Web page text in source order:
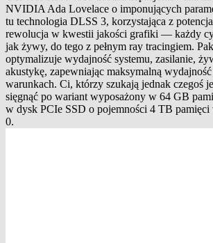
NVIDIA Ada Lovelace o imponujących
tu technologia DLSS 3, korzystająca z
rewolucja w kwestii jakości grafiki — każdy
jak żywy, do tego z pełnym ray tracingiem.
optymalizuje wydajność systemu, zasilanie,
akustykę, zapewniając maksymalną
warunkach. Ci, którzy szukają jednak czegoś
sięgnąć po wariant wyposażony w 64 GB
w dysk PCIe SSD o pojemności 4 TB
0.